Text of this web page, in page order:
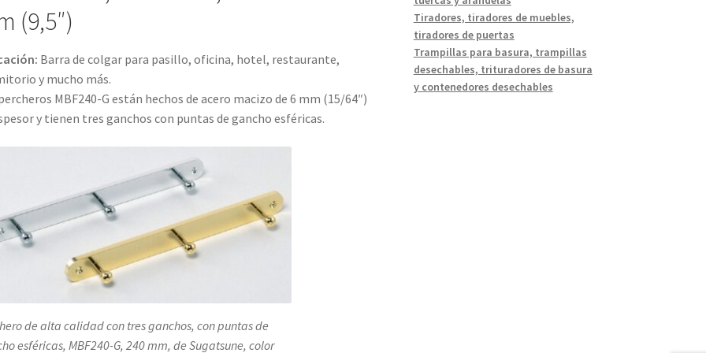
pasillo,
oficina,
restaurante,
dormitorio
y
mucho
más,
Sugatsune
/
LAMP®
cantidad
(9,5″)
Barra de colgar para pasillo, oficina, hotel, restaurante,
y mucho más.
MBF240-G están hechos de acero macizo de 6 mm (15/64″)
y tienen tres ganchos con puntas de gancho esféricas.
de alta calidad con tres ganchos, con puntas de
esféricas, MBF240-G, 240 mm, de Sugatsune, color
Tiradores, tiradores de muebles,
tiradores de puertas
Trampillas para basura, trampillas
desechables, trituradores de basura
y contenedores desechables